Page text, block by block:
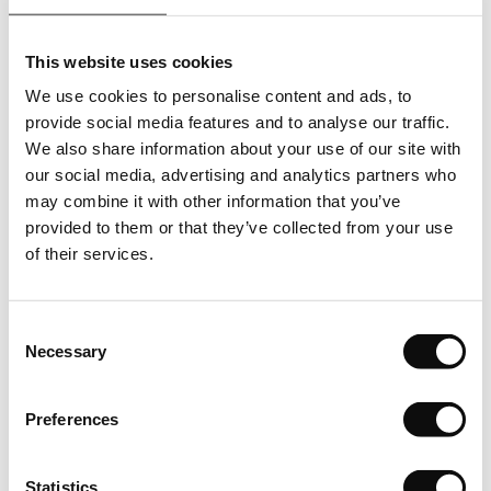
This website uses cookies
We use cookies to personalise content and ads, to
provide social media features and to analyse our traffic.
We also share information about your use of our site with
our social media, advertising and analytics partners who
may combine it with other information that you’ve
provided to them or that they’ve collected from your use
of their services.
Selection
Necessary
Preferences
Statistics
livreaza produsul de catre producator. Asfel cantitatea totala
insemna un numar intreg de bucati/ m2(metri patrati).
Depozitare
Depozitati cu atentie produsele pe o suprafata plana in
asteptarea instalarii. Lasati-le in asteptare timp de cel putin
24 de ore pentru a se aclimatiza.
instalarea.
inchisa, unde temperatura este cuprinsa intre 15°C si 25°C,